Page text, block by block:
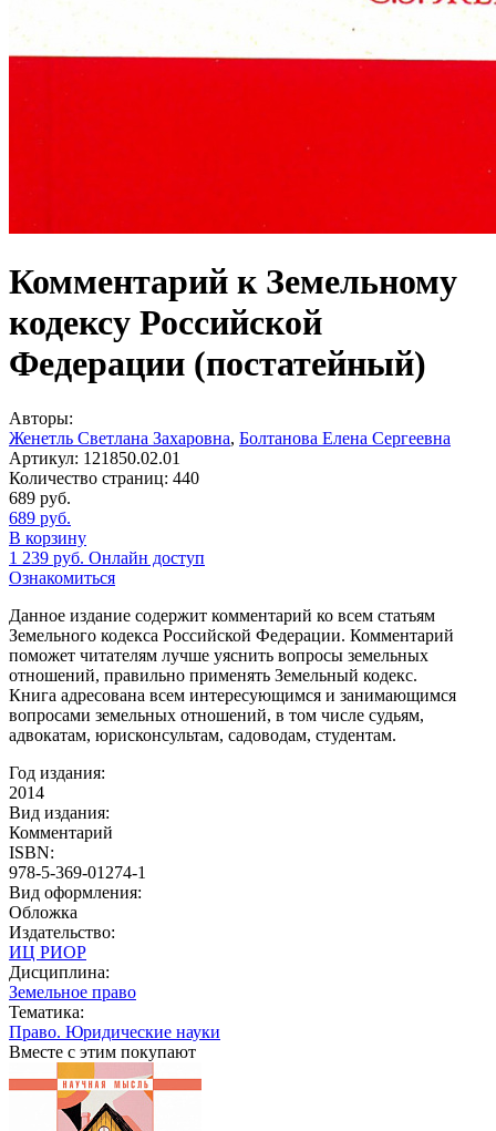
Комментарий к Земельному
кодексу Российской
Федерации (постатейный)
Авторы:
Женетль Светлана Захаровна, Болтанова Елена Сергеевна
Артикул: 121850.02.01
Количество страниц: 440
689 руб.
689 руб.
В корзину
1 239 руб. Онлайн доступ
Ознакомиться
Данное издание содержит комментарий ко всем статьям
Земельного кодекса Российской Федерации. Комментарий
поможет читателям лучше уяснить вопросы земельных
отношений, правильно применять Земельный кодекс.
Книга адресована всем интересующимся и занимающимся
вопросами земельных отношений, в том числе судьям,
адвокатам, юрисконсультам, садоводам, студентам.
Год издания:
2014
Вид издания:
Комментарий
ISBN:
978-5-369-01274-1
Вид оформления:
Обложка
Издательство:
ИЦ РИОР
Дисциплина:
Земельное право
Тематика:
Право. Юридические науки
Вместе с этим покупают